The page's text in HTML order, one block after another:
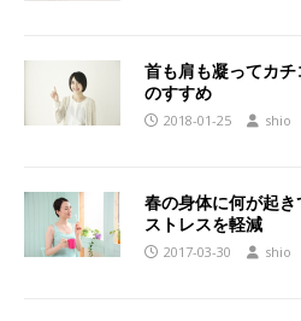
首も肩も凝ってカ
のすすめ
2018-01-25 shio
春の身体に何が起き
ストレスを軽減
2017-03-30 shio